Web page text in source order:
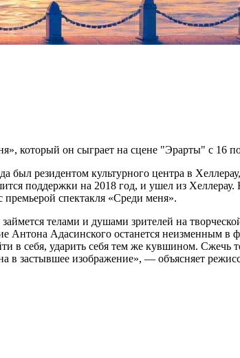
который он сыграет на сцене "Эрарты" с 16
резидентом культурного центра в
поддержки на 2018 год, и ушел из Хеллерау.
спектакля «Среди меня».
телами и душами зрителей на творческой
Адасинского останется неизменным в
в себя, ударить себя тем же кувшином. Сжечь
в застывшее изображение», — объясняет